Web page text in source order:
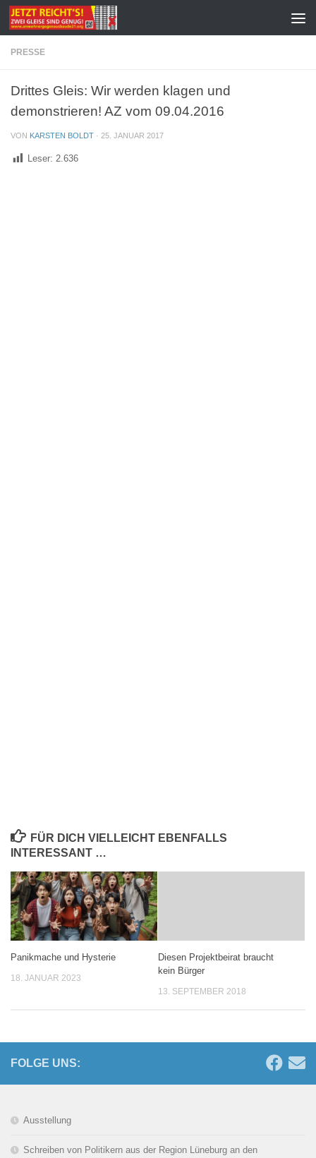
Zum Inhalt springen
PRESSE
Drittes Gleis: Wir werden klagen und
demonstrieren! AZ vom 09.04.2016
VON KARSTEN BOLDT · 25. JANUAR 2017
Leser: 2.636
FÜR DICH VIELLEICHT EBENFALLS
INTERESSANT …
Panikmache und Hysterie
18. JANUAR 2023
Diesen Projektbeirat braucht
kein Bürger
13. SEPTEMBER 2018
FOLGE UNS:
Ausstellung
Schreiben von Politikern aus der Region Lüneburg an den